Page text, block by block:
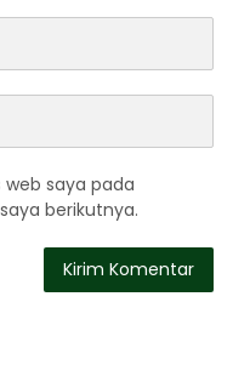
saya pada
berikutnya.